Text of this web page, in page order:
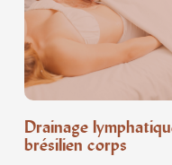
Drainage
brésilien corps